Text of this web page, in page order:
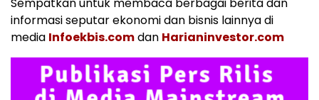
informasi seputar ekonomi dan bisnis lainnya di
media Infoekbis.comdan Harianinvestor.com